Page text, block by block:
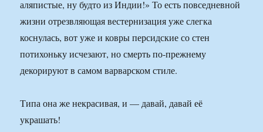
аляпистые, ну будто из Индии!» То есть повседневной
жизни отрезвляющая вестернизация уже слегка
коснулась, вот уже и ковры персидские со стен
потихоньку исчезают, но смерть по-прежнему
декорируют в самом варварском стиле.
Типа она же некрасивая, и — давай, давай её
украшать!